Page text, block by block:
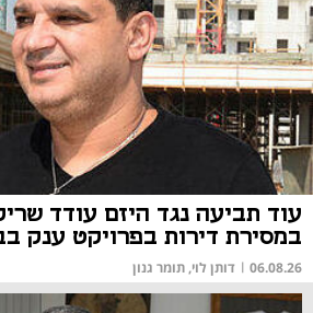
עוד תביעה נגד היזם עודד
במסירת דירות בפרויקט ענק
06.08.26
| דותן לוי, תומר גנון